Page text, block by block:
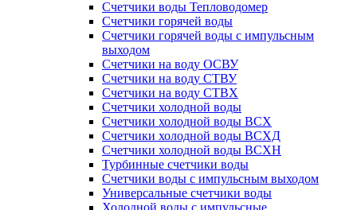
Счетчики воды Тепловодомер
Счетчики горячей воды
Счетчики горячей воды с импульсным
выходом
Счетчики на воду ОСВУ
Счетчики на воду СТВУ
Счетчики на воду СТВХ
Счетчики холодной воды
Счетчики холодной воды ВСХ
Счетчики холодной воды ВСХД
Счетчики холодной воды ВСХН
Турбинные счетчики воды
Счетчики воды с импульсным выходом
Универсальные счетчики воды
Холодной воды с импульсные